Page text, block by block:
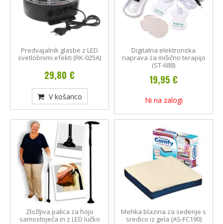
Predvajalnik glasbe z LED
svetlobnimi efekti (RK-025A)
29,80 €
V košarico
Digitalna elektronska
naprava za mišično terapijo
(ST-688)
19,95 €
Ni na zalogi
Zložljiva palica za hojo
samostoječa in z LED lučko
Mehka blazina za sedenje s
sredico iz gela (AS-FC190)